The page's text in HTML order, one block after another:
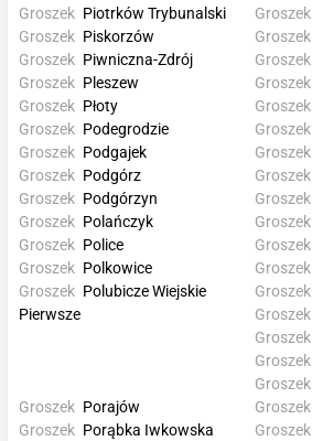
Groszek Piotrków Trybunalski
Groszek
Groszek Piskorzów
Groszek Piwniczna-Zdrój
Groszek Pleszew
Groszek Płoty
Groszek
Groszek
Groszek
Groszek
Groszek Podegrodzie
Groszek Podgajek
Groszek Podgórz
Groszek Podgórzyn
Groszek
Groszek
Groszek
Groszek
Groszek Polańczyk
Groszek Police
Groszek Polkowice
Groszek Polubicze Wiejskie
Pierwsze
Groszek
Groszek
Groszek
Groszek
Groszek
Groszek
Groszek
Groszek
Groszek Porajów
Groszek Porąbka Iwkowska
Groszek
Groszek